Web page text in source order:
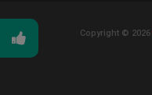
Copyright © 2026